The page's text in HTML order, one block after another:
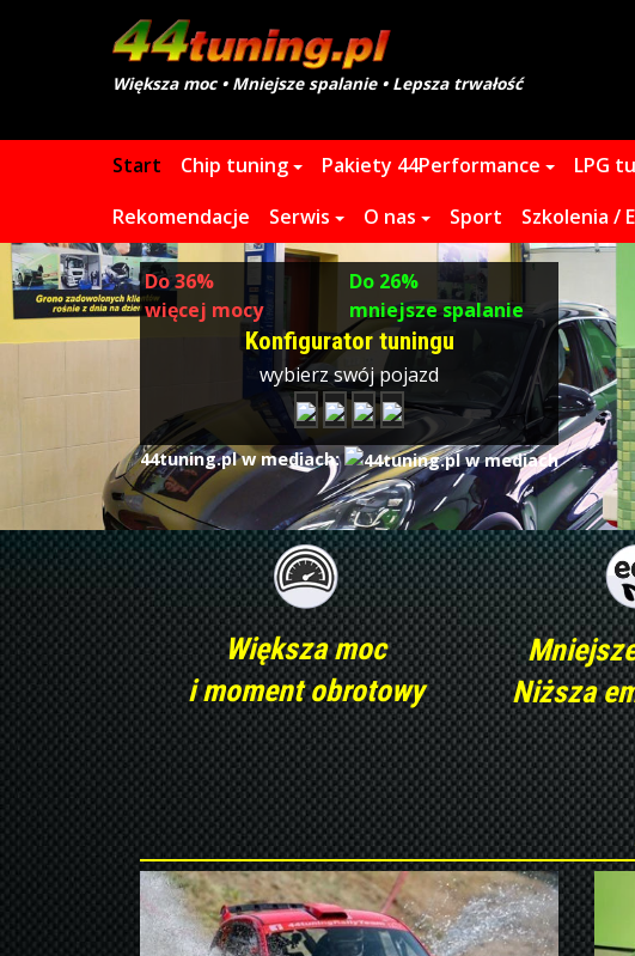
Większa moc • Mniejsze spalanie • Lepsza trwałość
Start Chip tuning Pakiety 44Performance LPG
Rekomendacje
Serwis O nas Sport Szkolenia /
Do36%
więcej mocy
Do 26%
mniejsze spalanie
Konfigurator tuningu
wybierz swój pojazd
44tuning.pl w mediach:
Większa moc
i moment obrotowy
Niższa